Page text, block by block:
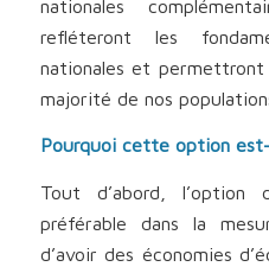
nationales
refléteront les
nationales et permettront
majorité de nos
Pourquoi cette option
Tout d’abord,
préférable dans la
d’avoir des économies